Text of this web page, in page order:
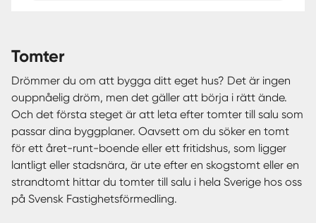
tomter
Drömmer du om att bygga ditt eget hus? Det är ingen
ouppnåelig dröm, men det gäller att börja i rätt ände.
Och det första steget är att leta efter tomter till salu som
passar dina byggplaner. Oavsett om du söker en tomt
för ett året-runt-boende eller ett fritidshus, som ligger
lantligt eller stadsnära, är ute efter en skogstomt eller en
strandtomt hittar du tomter till salu i hela Sverige hos oss
på Svensk Fastighetsförmedling.